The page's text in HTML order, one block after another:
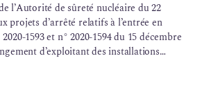
l’Autorité de sûreté nucléaire du 22
projets d’arrêté relatifs à l’entrée en
1593 et n° 2020-1594 du 15 décembre
d’exploitant des installations